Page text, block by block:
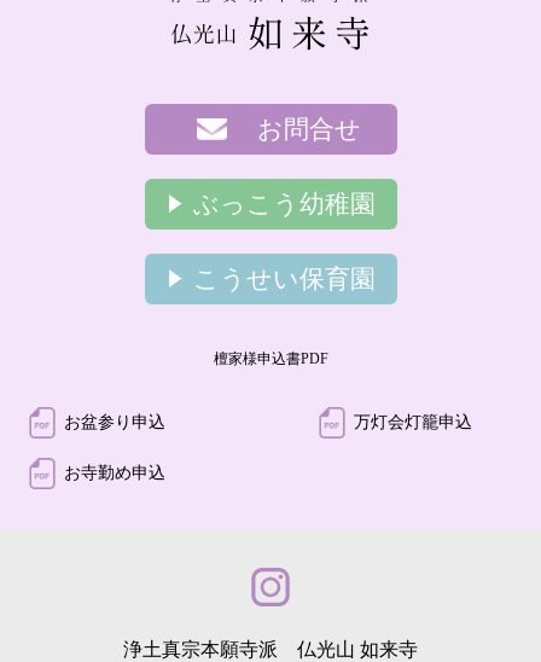
お問合せ
ぶっこう幼稚園
こうせい保育園
檀家様申込書PDF
お盆参り申込 万灯会灯籠申込
お寺勤め申込
浄土真宗本願寺派 仏光山 如来寺